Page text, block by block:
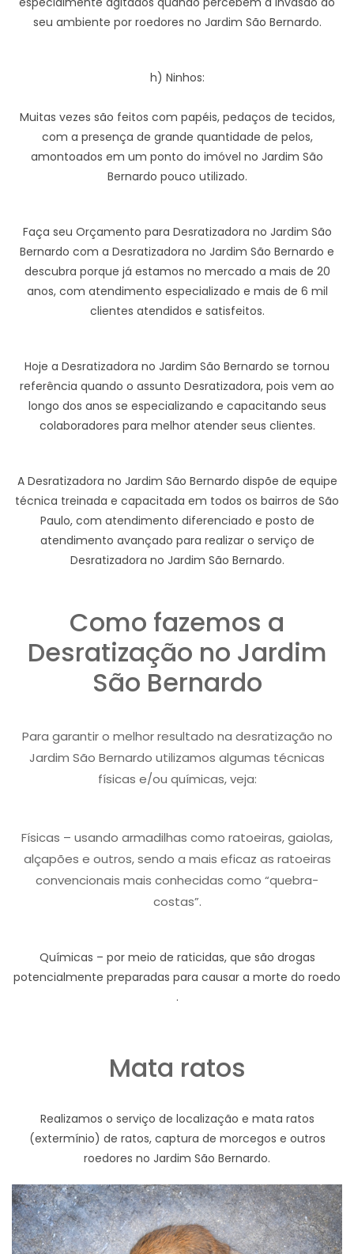
seu ambiente por roedores no Jardim São Bernardo.
h) Ninhos:
Muitas vezes são feitos com papéis, pedaços de tecidos,
com a presença de grande quantidade de pelos,
amontoados em um ponto do imóvel no Jardim São
Bernardo pouco utilizado.
Faça seu Orçamento para Desratizadora no Jardim São
Bernardo com a Desratizadora no Jardim São Bernardo e
descubra porque já estamos no mercado a mais de 20
anos, com atendimento especializado e mais de 6 mil
clientes atendidos e satisfeitos.
Hoje a Desratizadora no Jardim São Bernardo se tornou
referência quando o assunto Desratizadora, pois vem ao
longo dos anos se especializando e capacitando seus
colaboradores para melhor atender seus clientes.
A Desratizadora no Jardim São Bernardo dispõe de equipe
técnica treinada e capacitada em todos os bairros de São
Paulo, com atendimento diferenciado e posto de
atendimento avançado para realizar o serviço de
Desratizadora no Jardim São Bernardo.
Como fazemos a
Desratização no Jardim
São Bernardo
Para garantir o melhor resultado na desratização no
Jardim São Bernardo utilizamos algumas técnicas
físicas e/ou químicas, veja:
Físicas – usando armadilhas como ratoeiras, gaiolas,
alçapões e outros, sendo a mais eficaz as ratoeiras
convencionais mais conhecidas como “quebra-
costas”.
Químicas – por meio de raticidas, que são drogas
potencialmente preparadas para causar a morte do roedo
.
Mata ratos
Realizamos o serviço de localização e mata ratos
(extermínio) de ratos, captura de morcegos e outros
roedores no Jardim São Bernardo.